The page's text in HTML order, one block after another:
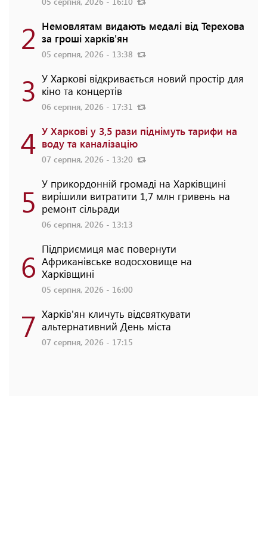
2 Немовлятам видають медалі від Терехова
за гроші харків'ян
05 серпня, 2026 - 13:38
3 У Харкові відкривається новий простір для
кіно та концертів
06 серпня, 2026 - 17:31
4 У Харкові у 3,5 рази піднімуть тарифи на
воду та каналізацію
07 серпня, 2026 - 13:20
5 У прикордонній громаді на Харківщині
вирішили витратити 1,7 млн гривень на
ремонт сільради
06 серпня, 2026 - 13:13
6 Підприємиця має повернути
Африканівське водосховище на
Харківщині
05 серпня, 2026 - 16:00
7 Харків'ян кличуть відсвяткувати
альтернативний День міста
07 серпня, 2026 - 17:15